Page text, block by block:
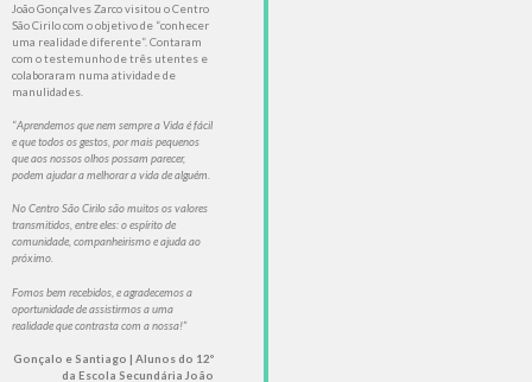
João Gonçalves Zarco visitou o Centro
São Cirilo com o objetivo de “conhecer
uma realidade diferente”. Contaram
com o testemunho de três utentes e
colaboraram numa atividade de
manulidades.
“Aprendemos que nem sempre a Vida é fácil
e que todos os gestos, por mais pequenos
que aos nossos olhos possam parecer,
podem ajudar a melhorar a vida de alguém.
No Centro São Cirilo são muitos os valores
transmitidos, entre eles: o espírito de
comunidade, companheirismo e ajuda ao
próximo.
Fomos bem recebidos, e agradecemos a
oportunidade de assistirmos a uma
realidade que contrasta com a nossa!”
Gonçalo e Santiago | Alunos do 12º
da Escola Secundária João